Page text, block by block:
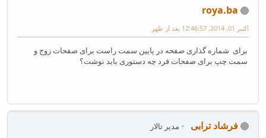
roya.ba
اکتبر 01, 2014, 12:46:57 بعد از ظهر
برای شماره گذاری صفحه در پایین سمت راست برای صفحات زوج و
سمت چپ برای صفحات فرد چه دستوری باید نوشت؟
فرشاد ترابی
مدیر تالار